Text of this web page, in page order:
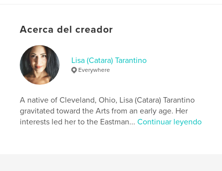
auto ,
automotive , cars
Acerca del creador
Lisa (Catara) Tarantino
Everywhere
A native of Cleveland, Ohio, Lisa (Catara) Tarantino
gravitated toward the Arts from an early age. Her
interests led her to the Eastman...Continuar leyendo